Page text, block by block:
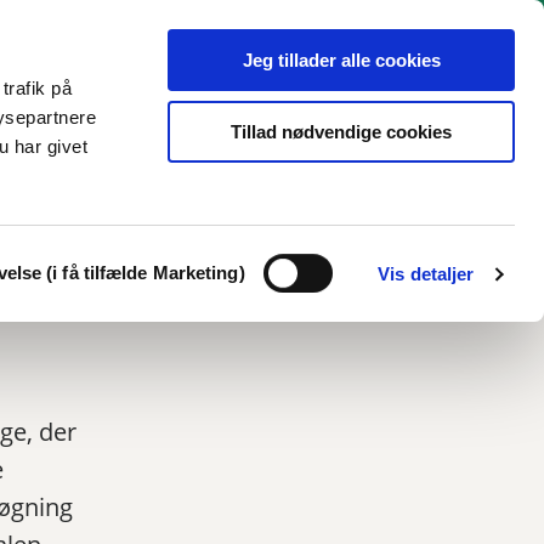
på
har givet
(i få tilfælde Marketing) Vis detaljer
Jeg tillader alle cookies
Tillad nødvendige cookies
18-29 år Kontakt
Print Del
der